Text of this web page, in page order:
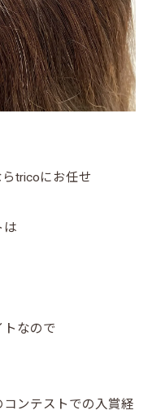
tricoにお任せ
は
なので
ンテストでの入賞経